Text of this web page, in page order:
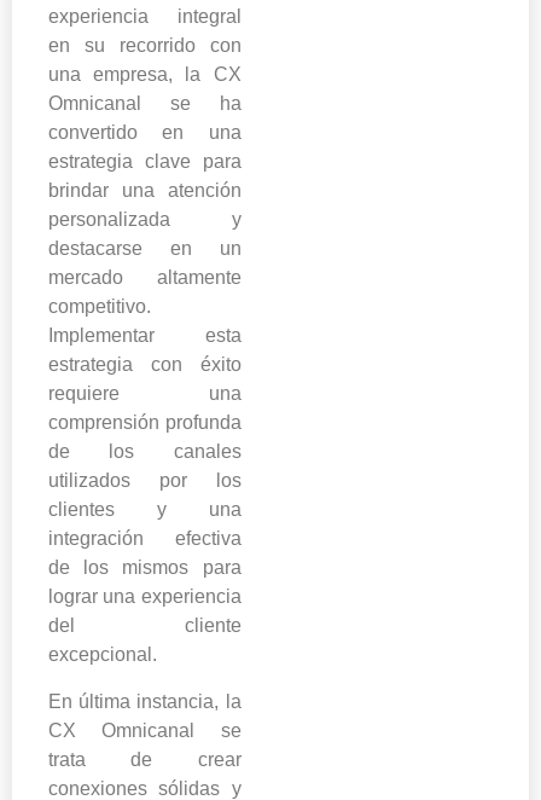
experiencia integral
en su recorrido con
una empresa, la CX
Omnicanal se ha
convertido en una
estrategia clave para
brindar una atención
personalizada y
destacarse en un
mercado altamente
competitivo.
Implementar esta
estrategia con éxito
requiere una
comprensión profunda
de los canales
utilizados por los
clientes y una
integración efectiva
de los mismos para
lograr una experiencia
del cliente
excepcional.
En última instancia, la
CX Omnicanal se
trata de crear
conexiones sólidas y